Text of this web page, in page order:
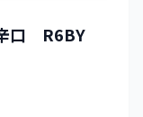
口 R6BY